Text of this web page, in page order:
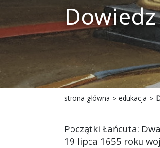
strona główna edukacja
Początki Łańcuta:
19 lipca 1655 roku